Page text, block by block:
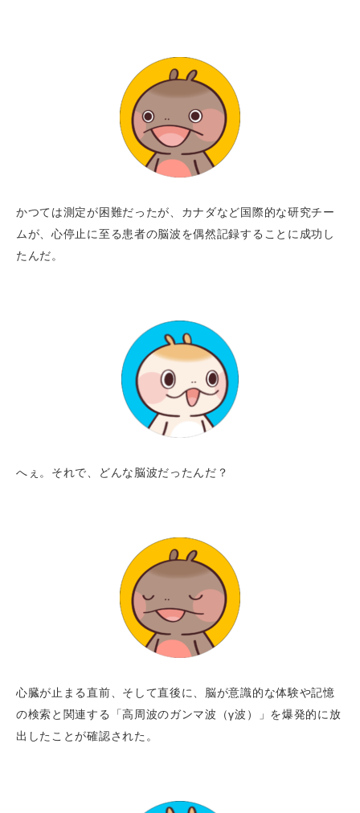
かつては測定が困難だったが、カナダなど国際的な研究チー
ムが、心停止に至る患者の脳波を偶然記録することに成功し
たんだ。
へぇ。それで、どんな脳波だったんだ？
心臓が止まる直前、そして直後に、脳が意識的な体験や記憶
の検索と関連する「高周波のガンマ波（γ波）」を爆発的に放
出したことが確認された。